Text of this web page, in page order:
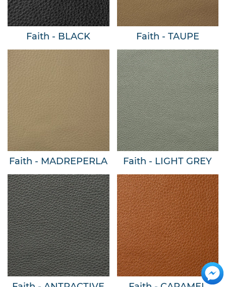
Faith - BLACK Faith - TAUPE
Faith - MADREPERLA Faith - LIGHT GREY